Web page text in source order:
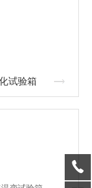
试验箱